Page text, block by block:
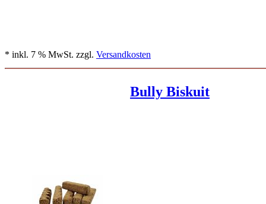
* inkl. 7 % MwSt. zzgl. Versandkosten
Bully Biskuit